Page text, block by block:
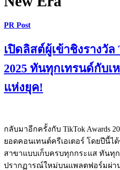
PR Post
เปิดลิสต์ผู้เข้าชิงรางวัล
2025 ทันทุกเทรนด์กับเ
แห่งยุค!
กลับมาอีกครั้งกับ TikTok Awards
ยอดคอนเทนต์ครีเอเตอร์ โดยปีนี้ไ
สาขาแบบเก็บครบทุกกระแส ทันทุ
ปรากฏารณ์ใหม่บนแพลตฟอร์มผ่า